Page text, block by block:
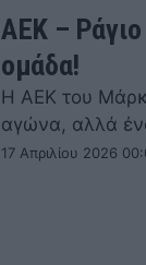
ΑΕΚ – Ράγιο
ομάδα!
Η ΑΕΚ του
αγώνα, αλλά
17 Απριλίου 2026